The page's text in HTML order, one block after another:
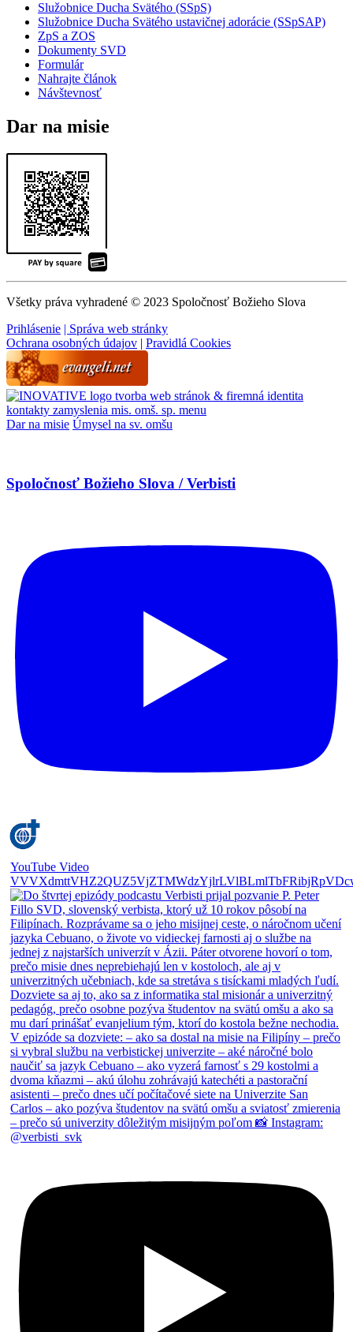
Služobnice Ducha Svätého (SSpS)
Služobnice Ducha Svätého ustavičnej adorácie (SSpSAP)
ZpS a ZOS
Dokumenty SVD
Formulár
Nahrajte článok
Návštevnosť
Dar na misie
Všetky práva vyhradené © 2023 Spoločnosť Božieho Slova
Prihlásenie | Správa web stránky
Ochrana osobných údajov | Pravidlá Cookies
tvorba web stránok & firemná identita
kontakty zamyslenia mis. omš. sp. menu
Dar na misie Úmysel na sv. omšu
Spoločnosť Božieho Slova / Verbisti
YouTube Video